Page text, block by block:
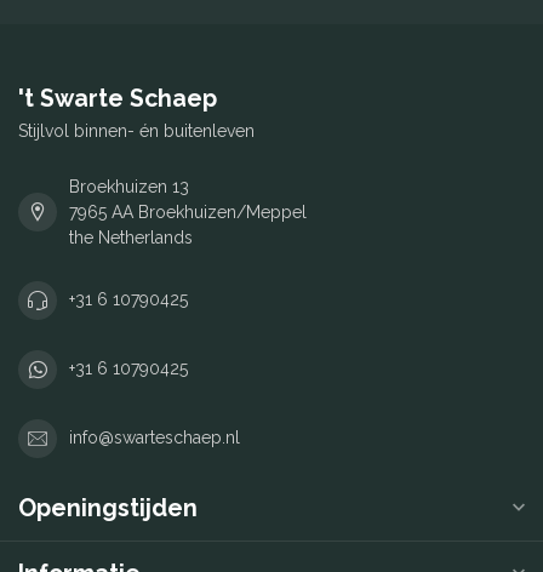
't Swarte Schaep
Stijlvol binnen- én buitenleven
Broekhuizen 13
7965 AA Broekhuizen/Meppel
the Netherlands
+31 6 10790425
+31 6 10790425
info@swarteschaep.nl
Openingstijden